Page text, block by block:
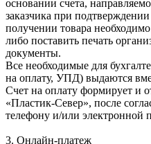
основании счета,
заказчика при
получении товара
либо поставить печать
документы.
Все необходимые для
на оплату, УПД) выдаются
Счет на оплату формирует и
«Пластик-Север», после
телефону и/или электронной
3. Онлайн-платеж